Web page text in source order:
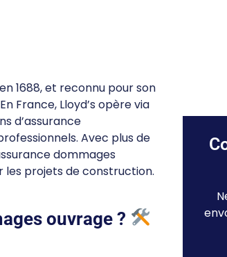
1688, et reconnu pour son
France, Lloyd’s opère via
d’assurance
Avec plus de
dommages
projets de construction.
ouvrage ?